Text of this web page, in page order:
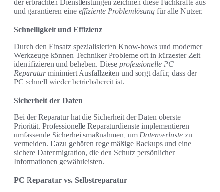
der erbrachten Dienstleistungen zeichnen diese Fachkräfte aus
und garantieren eine effiziente Problemlösung für alle Nutzer.
Schnelligkeit und Effizienz
Durch den Einsatz spezialisierten Know-hows und moderner
Werkzeuge können Techniker Probleme oft in kürzester Zeit
identifizieren und beheben. Diese professionelle PC
Reparaturminimiert Ausfallzeiten und sorgt dafür, dass der
PC schnell wieder betriebsbereit ist.
Sicherheit der Daten
Bei der Reparatur hat die Sicherheit der Daten oberste
Priorität. Professionelle Reparaturdienste implementieren
umfassende Sicherheitsmaßnahmen, um Datenverluste zu
vermeiden. Dazu gehören regelmäßige Backups und eine
sichere Datenmigration, die den Schutz persönlicher
Informationen gewährleisten.
PC Reparatur vs. Selbstreparatur